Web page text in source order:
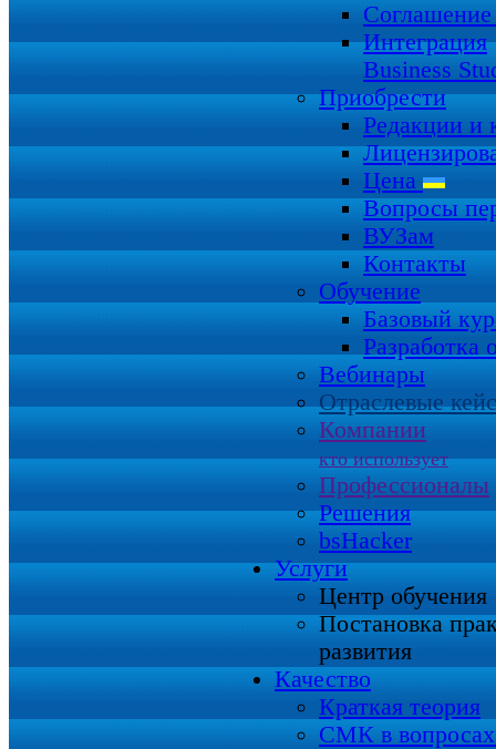
Интеграция
Business
Приобрести
Редакции и
Цена
Вопросы
ВУЗам
Контакты
Обучение
Базовый
Разработка
Вебинары
Отраслевые
Компании
кто использует
Профессионалы
Решения
bsHacker
Услуги
Центр обучения
Постановка
развития
Качество
Краткая теория
СМК в вопросах